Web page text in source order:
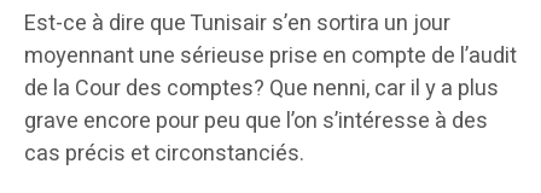
Est-ce à dire que Tunisair s’en sortira un jour
moyennant une sérieuse prise en compte de l’audit
de la Cour des comptes? Que nenni, car il y a plus
grave encore pour peu que l’on s’intéresse à des
cas précis et circonstanciés.